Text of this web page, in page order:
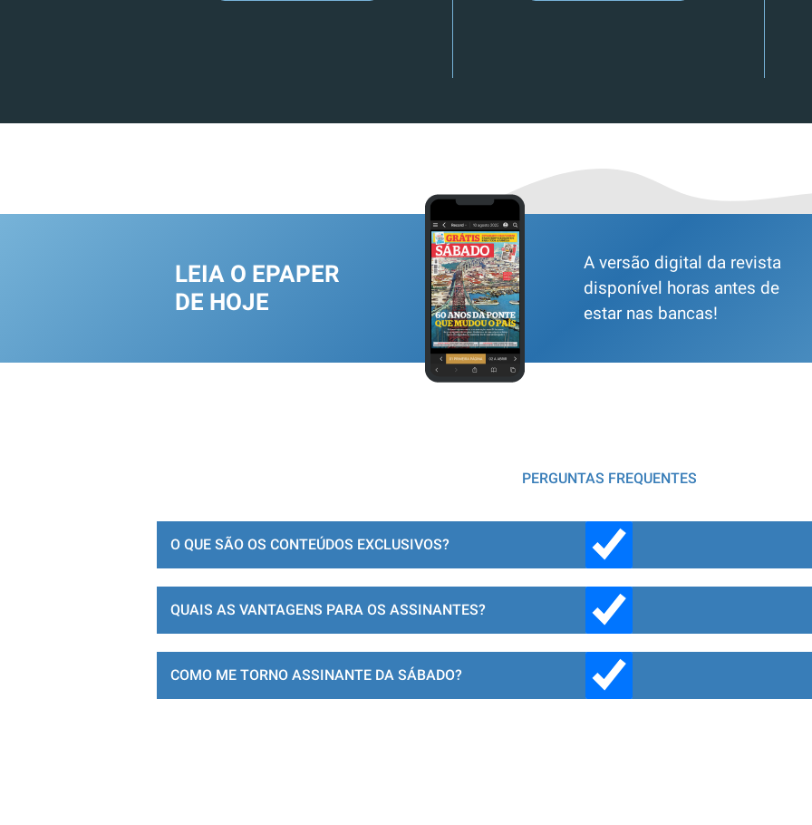
LEIA O EPAPER
DE HOJE
A versão digital da revista
disponível horas antes de
estar nas bancas!
PERGUNTAS FREQUENTES
O QUE SÃO OS CONTEÚDOS EXCLUSIVOS?
QUAIS AS VANTAGENS PARA OS ASSINANTES?
COMO ME TORNO ASSINANTE DA SÁBADO?